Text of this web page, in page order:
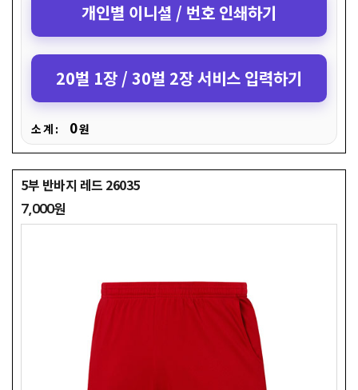
개인별 이니셜 / 번호 인쇄하기
20벌 1장 / 30벌 2장 서비스 입력하기
소 계 : 0원
5부 반바지 레드 26035
7,000원